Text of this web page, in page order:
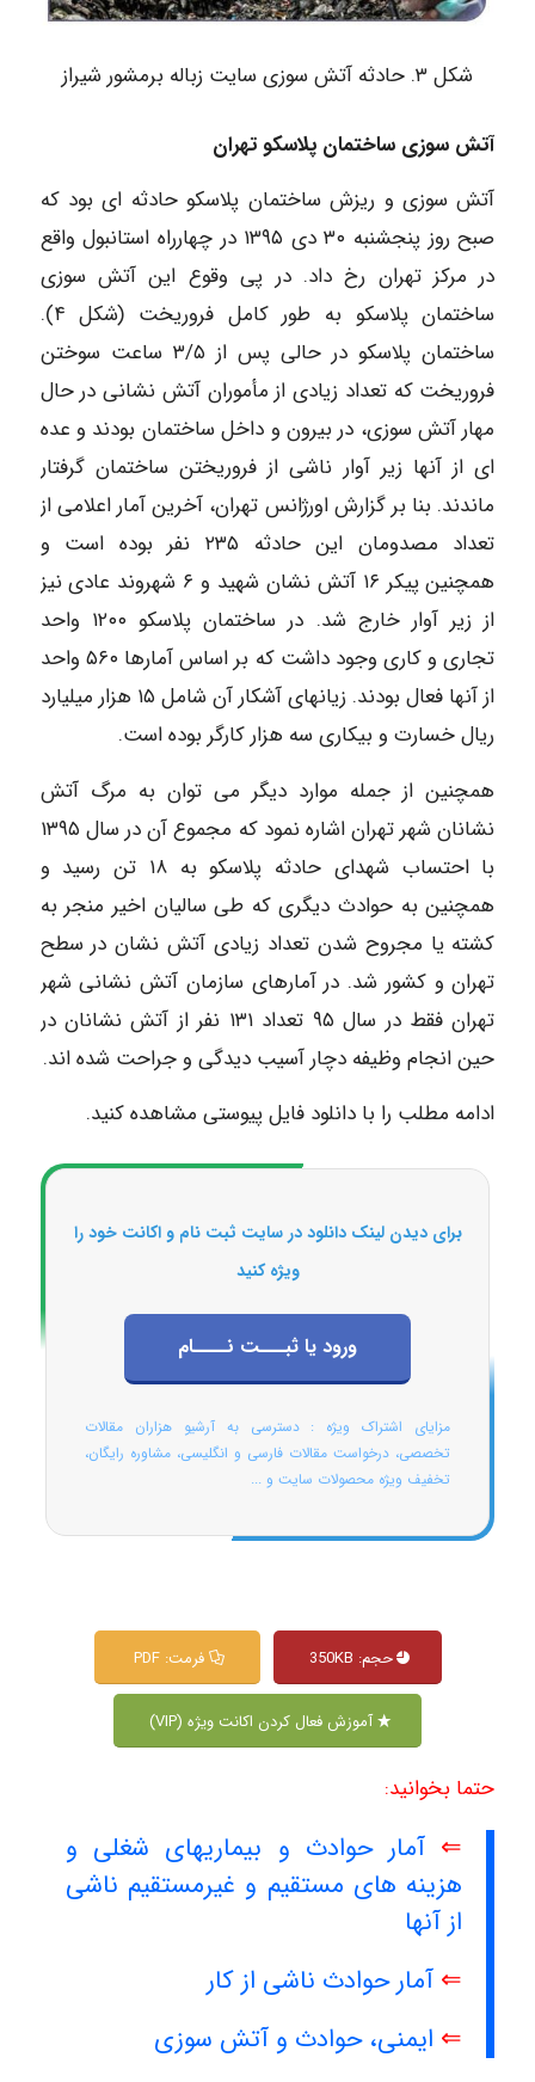
شکل ۳. حادثه آتش سوزی سایت زباله برمشور شیراز
آتش سوزی ساختمان پلاسکو تهران
آتش سوزی و ریزش ساختمان پلاسکو حادثه ای بود که
صبح روز پنجشنبه ۳۰ دی ۱۳۹۵ در چهارراه استانبول واقع
در مرکز تهران رخ داد. در پی وقوع این آتش سوزی
ساختمان پلاسکو به طور کامل فروریخت (شکل ۴).
ساختمان پلاسکو در حالی پس از ۳/۵ ساعت سوختن
فروریخت که تعداد زیادی از مأموران آتش نشانی در حال
مهار آتش سوزی، در بیرون و داخل ساختمان بودند و عده
ای از آنها زیر آوار ناشی از فروریختن ساختمان گرفتار
ماندند. بنا بر گزارش اورژانس تهران، آخرین آمار اعلامی از
تعداد مصدومان این حادثه ۲۳۵ نفر بوده است و
همچنین پیکر ۱۶ آتش نشان شهید و ۶ شهروند عادی نیز
از زیر آوار خارج شد. در ساختمان پلاسکو ۱۲۰۰ واحد
تجاری و کاری وجود داشت که بر اساس آمارها ۵۶۰ واحد
از آنها فعال بودند. زیانهای آشکار آن شامل ۱۵ هزار میلیارد
ریال خسارت و بیکاری سه هزار کارگر بوده است.
همچنین از جمله موارد دیگر می توان به مرگ آتش
نشانان شهر تهران اشاره نمود که مجموع آن در سال ۱۳۹۵
با احتساب شهدای حادثه پلاسکو به ۱۸ تن رسید و
همچنین به حوادث دیگری که طی سالیان اخیر منجر به
کشته یا مجروح شدن تعداد زیادی آتش نشان در سطح
تهران و کشور شد. در آمارهای سازمان آتش نشانی شهر
تهران فقط در سال ۹۵ تعداد ۱۳۱ نفر از آتش نشانان در
حین انجام وظیفه دچار آسیب دیدگی و جراحت شده اند.
ادامه مطلب را با دانلود فایل پیوستی مشاهده کنید.
برای دیدن لینک دانلود در سایت ثبت نام و اکانت خود را
ویژه کنید
ورود یا ثبـــت نــــام
مزایای اشتراک ویژه : دسترسی به آرشیو هزاران مقالات
تخصصی، درخواست مقالات فارسی و انگلیسی، مشاوره رایگان،
تخفیف ویژه محصولات سایت و ...
حجم: 350KB فرمت: PDF
آموزش فعال کردن اکانت ویژه (VIP)
حتما بخوانید:
⇐ آمار حوادث و بیماریهای شغلی و
هزینه های مستقیم و غیرمستقیم ناشی
از آنها
⇐ آمار حوادث ناشی از کار
⇐ ایمنی، حوادث و آتش سوزی